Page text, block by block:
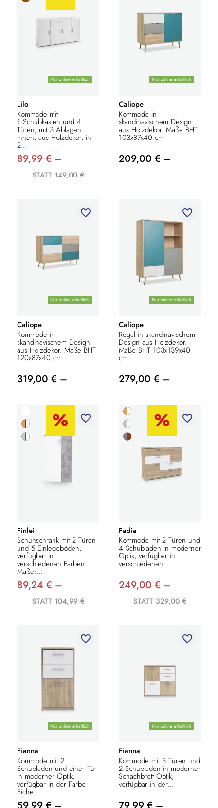
Nur online erhältlich
Lilo
Kommode mit
1 Schubkasten und 4
Türen, mit 3 Ablagen
innen, aus Holzdekor, in
2...
89,99 € –
STATT 149,00 €
Nur online erhältlich
Caliope
Kommode in
skandinavischem Design
aus Holzdekor. Maße BHT
103x87x40 cm
209,00 € –
Nur online erhältlich
favorite_border
Caliope
Kommode in
skandinavischem Design
aus Holzdekor. Maße BHT
120x87x40 cm
319,00 € –
Nur online erhältlich
favorite_border
Caliope
Regal in skandinavischem
Design aus Holzdekor.
Maße BHT 103x139x40
cm
279,00 € –
favorite_border
Finlei
Schuhschrank mit 2 Türen
und 5 Einlegeböden,
verfügbar in
verschiedenen Farben.
Maße:...
89,24 € –
STATT 104,99 €
favorite_border
Fadia
Kommode mit 2 Türen und
4 Schubladen in moderner
Optik, verfügbar in
verschiedenen...
249,00 € –
STATT 329,00 €
Nur online erhältlich
favorite_border
Fianna
Kommode mit 2
Schubladen und einer Tür
in moderner Optik,
verfügbar in der Farbe
Eiche...
Nur online erhältlich
favorite_border
Fianna
Kommode mit 3 Türen und
2 Schubladen in moderner
Schachbrett Optik,
verfügbar in der...